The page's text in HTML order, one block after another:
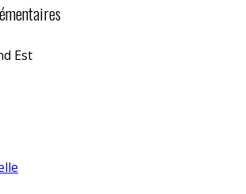
Est